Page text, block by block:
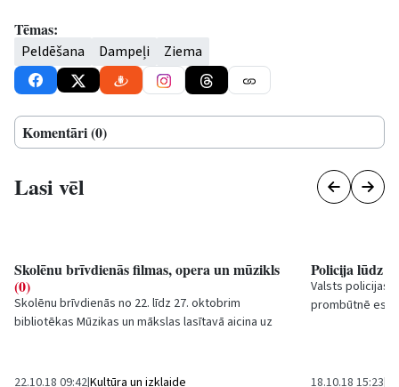
Tēmas:
Peldēšana Dampeļi Ziema
Komentāri (0)
Lasi vēl
Skolēnu brīvdienās filmas, opera un mūzikls
(0)
Skolēnu brīvdienās no 22. līdz 27. oktobrim
bibliotēkas Mūzikas un mākslas lasītavā aicina uz
22.10.18 09:42|Kultūra un izklaide
Policija lūdz
Valsts policijas
prombūtnē
18.10.18 15:23|